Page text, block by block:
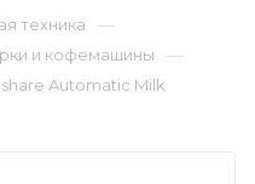
техника —
и кофемашины —
Automatic Milk